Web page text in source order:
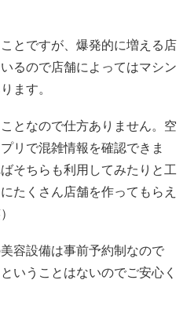
とですが、爆発的に増える店
るので店舗によってはマシン
ます。
となので仕方ありません。空
リで混雑情報を確認できま
そちらも利用してみたりと工
たくさん店舗を作ってもらえ
容設備は事前予約制なので
いうことはないのでご安心く